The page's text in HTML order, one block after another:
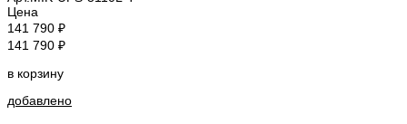
Цена
141 790 ₽
141 790 ₽
в корзину
добавлено